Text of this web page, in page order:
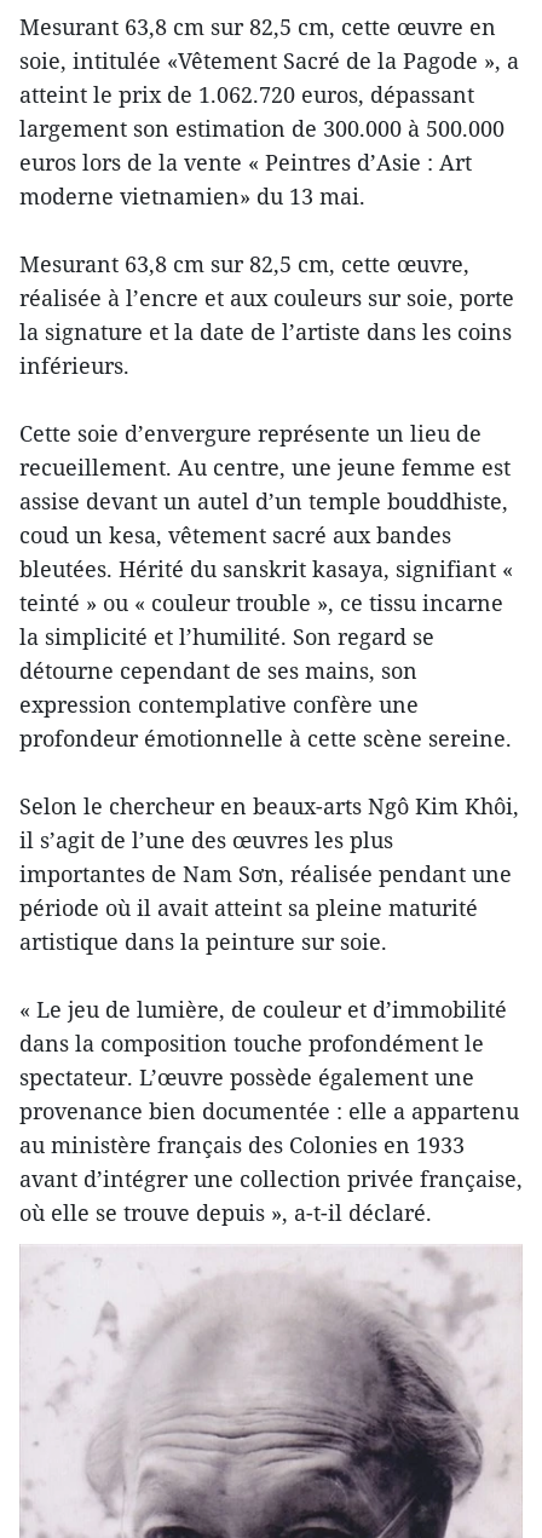
Mesurant 63,8 cm sur 82,5 cm, cette œuvre en
soie, intitulée «Vêtement Sacré de la Pagode », a
atteint le prix de 1.062.720 euros, dépassant
largement son estimation de 300.000 à 500.000
euros lors de la vente « Peintres d’Asie : Art
moderne vietnamien» du 13 mai.
Mesurant 63,8 cm sur 82,5 cm, cette œuvre,
réalisée à l’encre et aux couleurs sur soie, porte
la signature et la date de l’artiste dans les coins
inférieurs.
Cette soie d’envergure représente un lieu de
recueillement. Au centre, une jeune femme est
assise devant un autel d’un temple bouddhiste,
coud un kesa, vêtement sacré aux bandes
bleutées. Hérité du sanskrit kasaya, signifiant «
teinté » ou « couleur trouble », ce tissu incarne
la simplicité et l’humilité. Son regard se
détourne cependant de ses mains, son
expression contemplative confère une
profondeur émotionnelle à cette scène sereine.
Selon le chercheur en beaux-arts Ngô Kim Khôi,
il s’agit de l’une des œuvres les plus
importantes de Nam Sơn, réalisée pendant une
période où il avait atteint sa pleine maturité
artistique dans la peinture sur soie.
« Le jeu de lumière, de couleur et d’immobilité
dans la composition touche profondément le
spectateur. L’œuvre possède également une
provenance bien documentée : elle a appartenu
au ministère français des Colonies en 1933
avant d’intégrer une collection privée française,
où elle se trouve depuis », a-t-il déclaré.